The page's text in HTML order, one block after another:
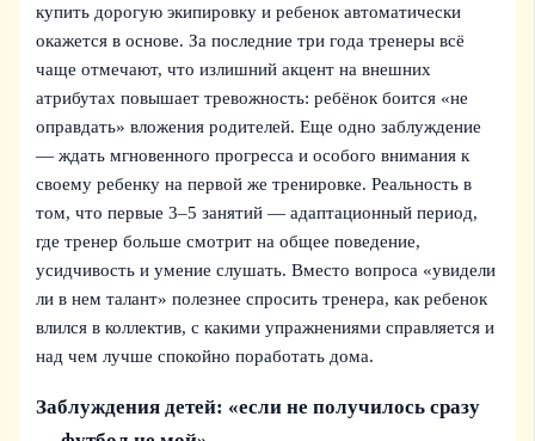
купить дорогую экипировку и ребенок автоматически
окажется в основе. За последние три года тренеры всё
чаще отмечают, что излишний акцент на внешних
атрибутах повышает тревожность: ребёнок боится «не
оправдать» вложения родителей. Еще одно заблуждение
— ждать мгновенного прогресса и особого внимания к
своему ребенку на первой же тренировке. Реальность в
том, что первые 3–5 занятий — адаптационный период,
где тренер больше смотрит на общее поведение,
усидчивость и умение слушать. Вместо вопроса «увидели
ли в нем талант» полезнее спросить тренера, как ребенок
влился в коллектив, с какими упражнениями справляется и
над чем лучше спокойно поработать дома.
Заблуждения детей: «если не получилось сразу